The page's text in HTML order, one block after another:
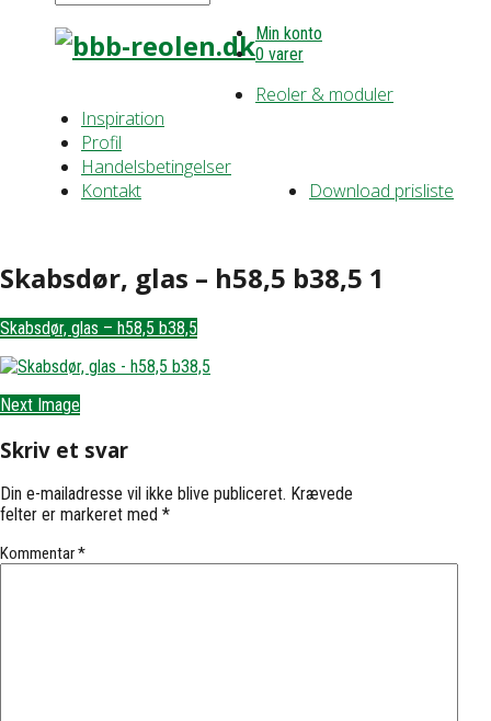
Min konto
0 varer
Reoler & moduler
Inspiration
Profil
Handelsbetingelser
Download prisliste
Kontakt
Skabsdør, glas – h58,5 b38,5 1
Skabsdør, glas – h58,5 b38,5
Next Image
Skriv et svar
Din e-mailadresse vil ikke blive publiceret. Krævede
felter er markeret med *
Kommentar*